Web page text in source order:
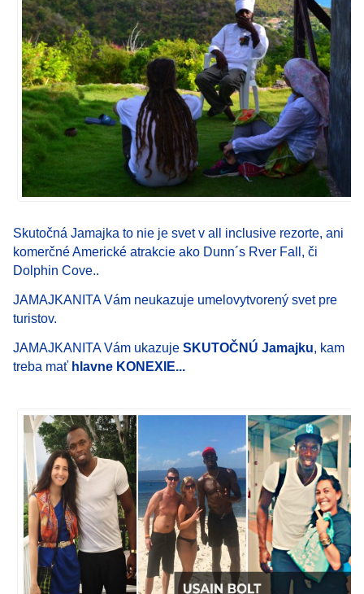
Skutočná Jamajka to nie je svet v all inclusive rezorte, ani
komerčné Americké atrakcie ako Dunn´s Rver Fall, či
Dolphin Cove..
JAMAJKANITA Vám neukazuje umelovytvorený svet pre
turistov.
JAMAJKANITA Vám ukazuje SKUTOČNÚ Jamajku, kam
treba mať hlavne KONEXIE...